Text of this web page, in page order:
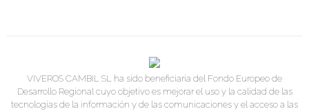
VIVEROS CAMBIL SL ha sido beneficiaria del Fondo Europeo de
Desarrollo Regional cuyo objetivo es mejorar el uso y la calidad de las
tecnologías de la información y de las comunicaciones y el acceso a las